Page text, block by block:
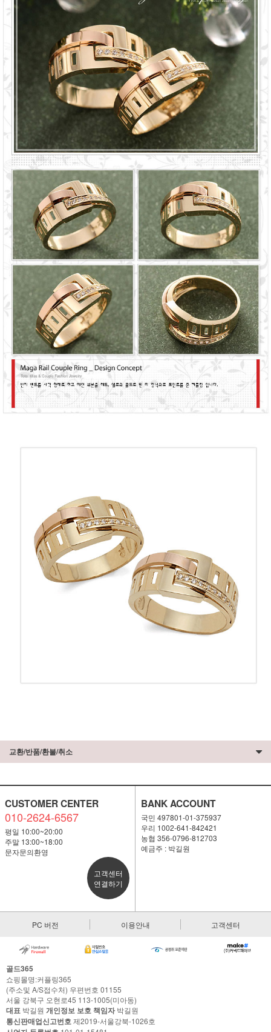
교환/반품/환불/취소
CUSTOMER CENTER
010-2624-6567
평일 10:00~20:00
주말 13:00~18:00
문자문의환영
고객센터
연결하기
BANK ACCOUNT
국민 497801-01-375937
우리 1002-641-842421
농협 356-0796-812703
예금주 : 박길원
PC 버전 이용안내 고객센터
골드365
쇼핑몰명:커플링365
(주소및 A/S접수처) 우편번호 01155
서울 강북구 오현로45 113-1005(미아동)
대표 박길원 개인정보 보호 책임자박길원
통신판매업신고번호제2019-서울강북-1026호